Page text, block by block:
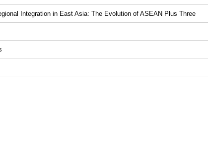
Integration in East Asia: The Evolution of ASEAN Plus Three